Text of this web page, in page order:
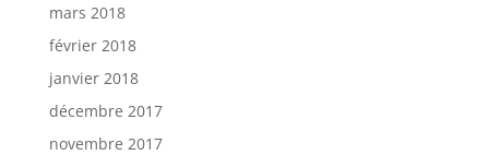
mars 2018
février 2018
janvier 2018
décembre 2017
novembre 2017